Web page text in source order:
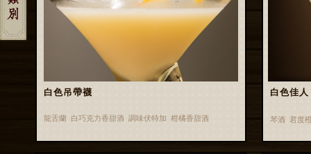
白色吊帶襪
龍舌蘭 白巧克力香甜酒 調味伏特加 柑橘香甜酒
白色佳
琴酒 君度